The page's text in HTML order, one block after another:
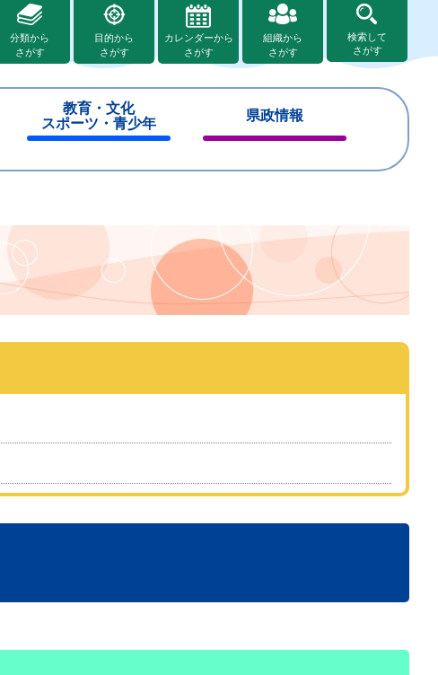
分類から
さがす
目的から
さがす
カレンダーから
さがす
組織から
さがす
検索して
さがす
教育・文化
スポーツ・青少年
じ
県政情報
じ